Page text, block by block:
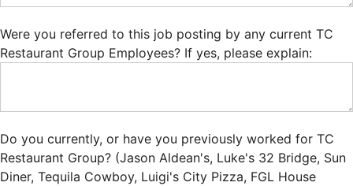
Were you referred to this job posting by any current TC
Restaurant Group Employees? If yes, please explain:
Do you currently, or have you previously worked for TC
Restaurant Group? (Jason Aldean's, Luke's 32 Bridge, Sun
Diner, Tequila Cowboy, Luigi's City Pizza, FGL House